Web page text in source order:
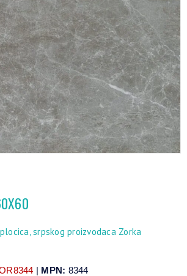
srpskog proizvodaca Zorka
| MPN: 8344